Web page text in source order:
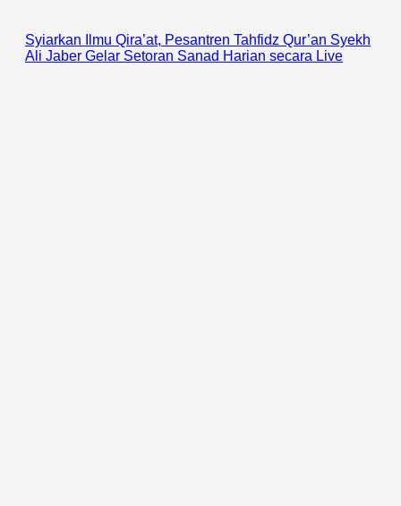
Syiarkan Ilmu Qira’at, Pesantren Tahfidz Qur’an Syekh
Ali Jaber Gelar Setoran Sanad Harian secara Live